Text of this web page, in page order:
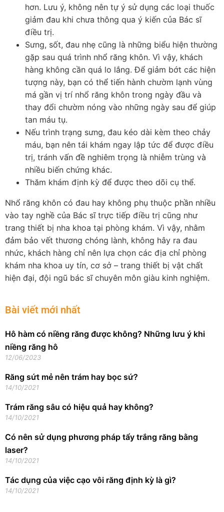
hơn. Lưu ý, không nên tự ý sử dụng các loại thuốc
giảm đau khi chưa thông qua ý kiến của Bác sĩ
điều trị.
Sưng, sốt, đau nhẹ cũng là những biểu hiện thường
gặp sau quá trình nhổ răng khôn. Vì vậy, khách
hàng không cần quá lo lắng. Để giảm bớt các hiện
tượng này, bạn có thể tiến hành chườm lạnh vùng
má gần vị trí nhổ răng khôn trong ngày đầu và
thay đổi chườm nóng vào những ngày sau để giúp
tan máu tụ.
Nếu trình trạng sưng, đau kéo dài kèm theo chảy
máu, bạn nên tái khám ngay lập tức để được điều
trị, tránh vấn đề nghiêm trọng là nhiễm trùng và
nhiều biến chứng khác.
Thăm khám định kỳ để được theo dõi cụ thể.
Nhổ răng khôn có đau hay không phụ thuộc phần nhiều
vào tay nghề của Bác sĩ trực tiếp điều trị cũng như
trang thiết bị nha khoa tại phòng khám. Vì vậy, nhằm
đảm bảo vết thương chóng lành, không hây ra đau
nhức, khách hàng chỉ nên lựa chọn các địa chỉ phòng
khám nha khoa uy tín, cơ sở – trang thiết bị vật chất
hiện đại, đội ngũ bác sĩ chuyên môn giàu kinh nghiệm.
Bài viết mới nhất
Hô hàm có niềng răng được không? Những lưu ý khi
niềng răng hô
12/06/2023
Răng sứt mẻ nên trám hay bọc sứ?
14/10/2021
Trám răng sâu có hiệu quả hay không?
14/10/2021
Có nên sử dụng phương pháp tẩy trắng răng bằng
laser?
14/10/2021
Tác dụng của việc cạo vôi răng định kỳ là gì?
14/10/2021